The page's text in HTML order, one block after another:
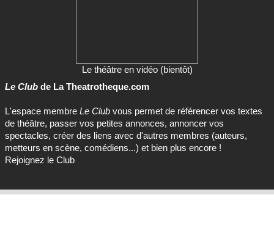
Le théâtre en vidéo (bientôt)
Le Club de La Theatrotheque.com
L'espace membre Le Club vous permet de référencer vos textes
de théâtre, passer vos petites annonces, annoncer vos
spectacles, créer des liens avec d'autres membres (auteurs,
metteurs en scène, comédiens...) et bien plus encore !
Rejoignez le Club